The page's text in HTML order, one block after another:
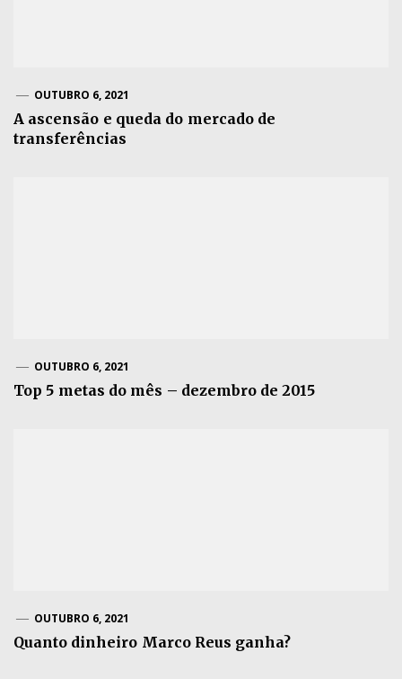
OUTUBRO 6, 2021
A ascensão e queda do mercado de
transferências
OUTUBRO 6, 2021
Top 5 metas do mês – dezembro de 2015
OUTUBRO 6, 2021
Quanto dinheiro Marco Reus ganha?